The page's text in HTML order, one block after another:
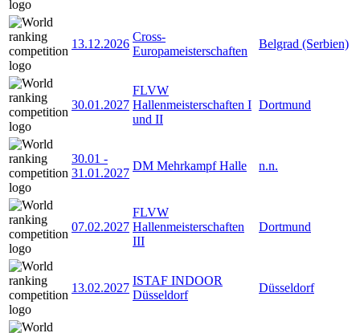
13.12.2026
Cross-
Europameisterschaften
Belgrad (Serbien)
30.01.2027
FLVW
Hallenmeisterschaften I
und II
Dortmund
30.01 -
31.01.2027
DM Mehrkampf Halle n.n.
07.02.2027
FLVW
Hallenmeisterschaften
III
Dortmund
13.02.2027
ISTAF INDOOR
Düsseldorf
Düsseldorf